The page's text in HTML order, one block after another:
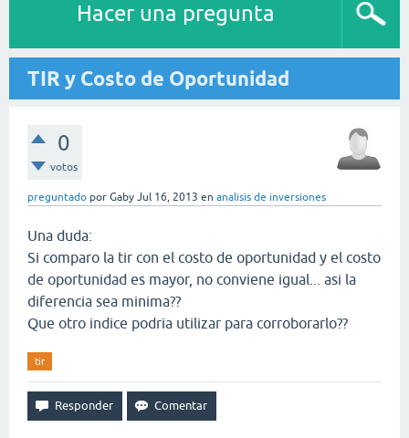
Hacer una pregunta
TIR y Costo de Oportunidad
0
votos
preguntado por Gaby Jul 16, 2013 en analisis de inversiones
Una duda:
Si comparo la tir con el costo de oportunidad y el costo
de oportunidad es mayor, no conviene igual... asi la
diferencia sea minima??
Que otro indice podria utilizar para corroborarlo??
tir